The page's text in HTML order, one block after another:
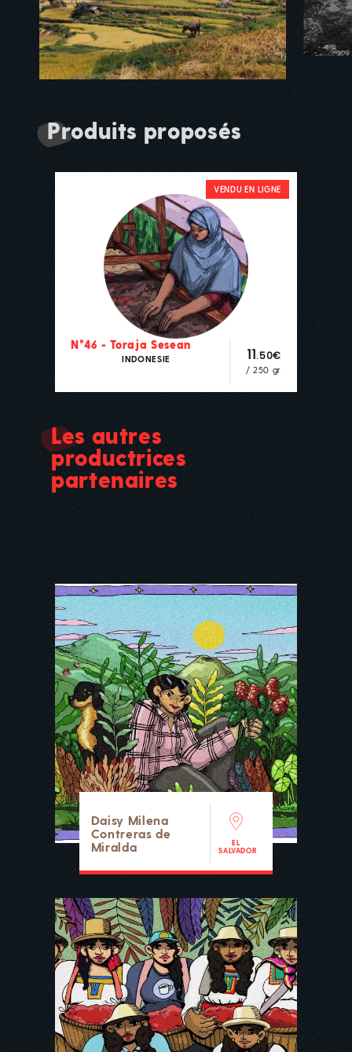
Produits proposés
VENDU EN LIGNE
N°46 - Toraja Sesean
INDONESIE 11.50€
/ 250 gr
Les autres
productrices
partenaires
Daisy Milena
Contreras de
Miralda
EL
SALVADOR